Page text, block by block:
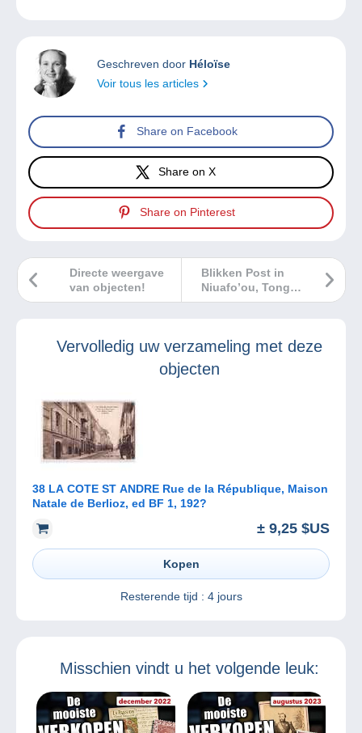
Geschreven door Héloïse
Voir tous les articles
Share on Facebook
Share on X
Share on Pinterest
Blikken Post in
Niuafo’ou, Tonga
(1937)
Directe weergave
van objecten!
Vervolledig uw verzameling met deze
objecten
38 LA COTE ST ANDRE Rue de la République, Maison
Natale de Berlioz, ed BF 1, 192?
± 9,25 $US
Kopen
Resterende tijd : 4 jours
Misschien vindt u het volgende leuk: